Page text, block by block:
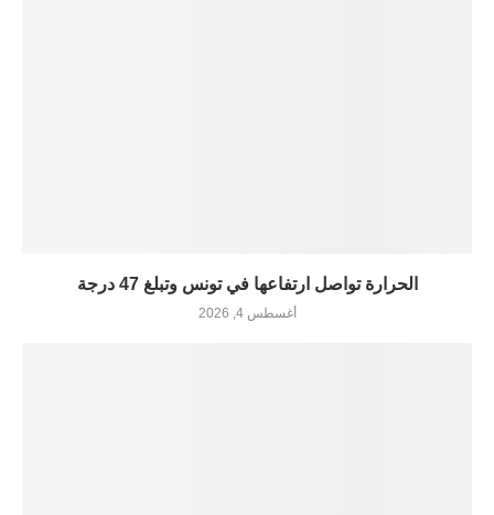
الحرارة تواصل ارتفاعها في تونس وتبلغ 47 درجة
أغسطس 4, 2026